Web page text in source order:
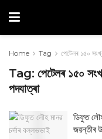
Home Tag পেটেলৰ ১৫০
Tag: পেটেলৰ ১৫০
পদযাত্ৰা
ডিফুত
জয়ন্তীৰ